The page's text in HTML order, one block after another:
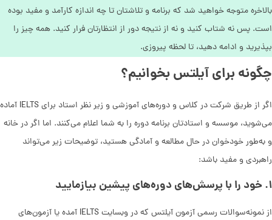
بالاخره متوجه خواهید شد که برنامه و تلاشتان تا چه اندازه کارآمد و مفید بوده
است. پس نه شتاب کنید و نه از نتیجه دور از انتظارتان فرار کنید. همه چیز را
بپذیرید و ادامه دهید، تا لحظه پیروزی.
چگونه برای آیلتس بخوانیم؟
اگر از طریق شرکت در کلاس و دوره‌های آموزشی و زیر نظر استاد برای IELTS آماده
می‌شوید، موسسه و استادتان برنامه دوره را به شما اعلام می‌کنند. اما اگر در خانه
و به‌طور خودخوان در حال مطالعه و آمادگی هستید، توضیحات زیر می‌تواند
راهبردی و مفید باشد:
۱.خود را با پرسش‌های دوره‌های پیشین بیازمایید
از نمونه‌سوالات رسمی آزمون آیلتس که در وبسایت IELTS آمده یا آزمون‌های